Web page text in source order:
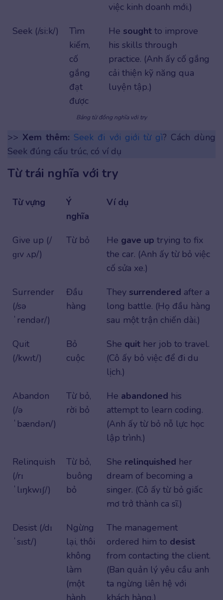
việc kinh doanh mới.)
Seek (/siːk/)
Tìm
kiếm,
cố
gắng
đạt
được
He sought to improve
his skills through
practice. (Anh ấy cố gắng
cải thiện kỹ năng qua
luyện tập.)
Bảng từ đồng nghĩa với try
>> Xem thêm: Seek đi với giới từ gì? Cách dùng
Seek đúng cấu trúc, có ví dụ
Từ trái nghĩa với try
Từ vựng
Ý
nghĩa
Ví dụ
Give up (/
ɡɪv ʌp/)
Từ bỏ He gave up trying to fix
the car. (Anh ấy từ bỏ việc
cố sửa xe.)
Surrender
(/sə
ˈrendər/)
Đầu
hàng
They surrendered after a
long battle. (Họ đầu hàng
sau một trận chiến dài.)
Quit
(/kwɪt/)
Bỏ
cuộc
She quit her job to travel.
(Cô ấy bỏ việc để đi du
lịch.)
Abandon
(/ə
ˈbændən/)
Từ bỏ,
rời bỏ
He abandoned his
attempt to learn coding.
(Anh ấy từ bỏ nỗ lực học
lập trình.)
Relinquish
(/rɪ
ˈlɪŋkwɪʃ/)
Từ bỏ,
buông
bỏ
She relinquished her
dream of becoming a
singer. (Cô ấy từ bỏ giấc
mơ trở thành ca sĩ.)
Desist (/dɪ
ˈsɪst/)
Ngừng
lại, thôi
không
làm
(một
The management
ordered him to desist
from contacting the client.
(Ban quản lý yêu cầu anh
ta ngừng liên hệ với